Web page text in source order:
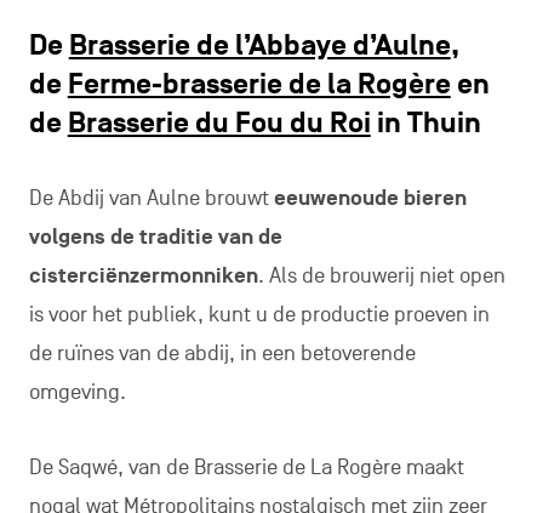
De Brasserie de l’Abbaye d’Aulne,
de Ferme-brasserie de la Rogèreen
de Brasserie du Fou du Roi in Thuin
De Abdij van Aulne brouwteeuwenoude bieren
volgens de traditie van de
cisterciënzermonniken. Als de brouwerij niet open
is voor het publiek, kunt u de productie proeven in
de ruïnes van de abdij, in een betoverende
omgeving.
De Saqwé, van de Brasserie de La Rogère maakt
nogal wat Métropolitains nostalgisch met zijn zeer